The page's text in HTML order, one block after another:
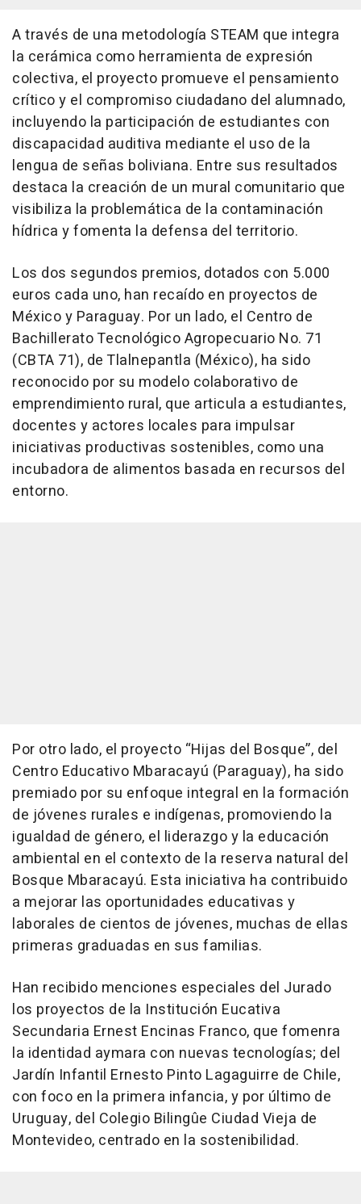
A través de una metodología STEAM que integra
la cerámica como herramienta de expresión
colectiva, el proyecto promueve el pensamiento
crítico y el compromiso ciudadano del alumnado,
incluyendo la participación de estudiantes con
discapacidad auditiva mediante el uso de la
lengua de señas boliviana. Entre sus resultados
destaca la creación de un mural comunitario que
visibiliza la problemática de la contaminación
hídrica y fomenta la defensa del territorio.
Los dos segundos premios, dotados con 5.000
euros cada uno, han recaído en proyectos de
México y Paraguay. Por un lado, el Centro de
Bachillerato Tecnológico Agropecuario No. 71
(CBTA 71), de Tlalnepantla (México), ha sido
reconocido por su modelo colaborativo de
emprendimiento rural, que articula a estudiantes,
docentes y actores locales para impulsar
iniciativas productivas sostenibles, como una
incubadora de alimentos basada en recursos del
entorno.
Por otro lado, el proyecto “Hijas del Bosque”, del
Centro Educativo Mbaracayú (Paraguay), ha sido
premiado por su enfoque integral en la formación
de jóvenes rurales e indígenas, promoviendo la
igualdad de género, el liderazgo y la educación
ambiental en el contexto de la reserva natural del
Bosque Mbaracayú. Esta iniciativa ha contribuido
a mejorar las oportunidades educativas y
laborales de cientos de jóvenes, muchas de ellas
primeras graduadas en sus familias.
Han recibido menciones especiales del Jurado
los proyectos de la Institución Eucativa
Secundaria Ernest Encinas Franco, que fomenra
la identidad aymara con nuevas tecnologías; del
Jardín Infantil Ernesto Pinto Lagaguirre de Chile,
con foco en la primera infancia, y por último de
Uruguay, del Colegio Bilingûe Ciudad Vieja de
Montevideo, centrado en la sostenibilidad.